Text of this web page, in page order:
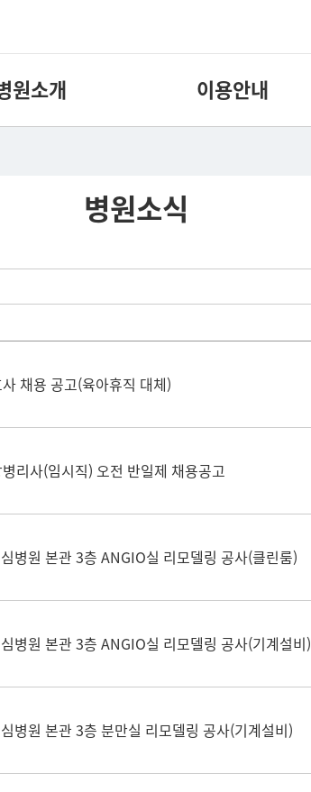
원소개 이용안내
병원소식
채용 공고(육아휴직 대체)
리사(임시직) 오전 반일제 채용공고
병원 본관 3층 ANGIO실 리모델링 공사(클린룸)
병원 본관 3층 ANGIO실 리모델링 공사(기계설비)
병원 본관 3층 분만실 리모델링 공사(기계설비)